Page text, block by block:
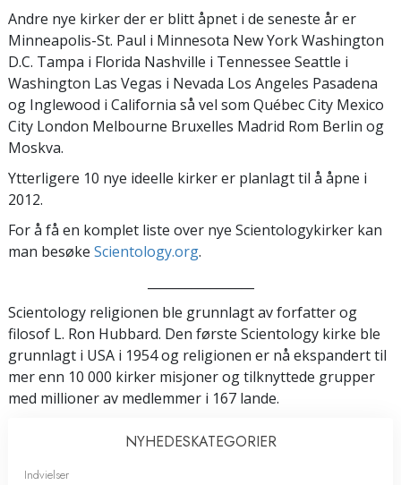
Andre nye kirker der er blitt åpnet i de seneste år er
Minneapolis-St. Paul i Minnesota New York Washington
D.C. Tampa i Florida Nashville i Tennessee Seattle i
Washington Las Vegas i Nevada Los Angeles Pasadena
og Inglewood i California så vel som Québec City Mexico
City London Melbourne Bruxelles Madrid Rom Berlin og
Moskva.
Ytterligere 10 nye ideelle kirker er planlagt til å åpne i
2012.
For å få en komplet liste over nye Scientologykirker kan
man besøke Scientology.org.
Scientology religionen ble grunnlagt av forfatter og
filosof L. Ron Hubbard. Den første Scientology kirke ble
grunnlagt i USA i 1954 og religionen er nå ekspandert til
mer enn 10 000 kirker misjoner og tilknyttede grupper
med millioner av medlemmer i 167 lande.
NYHEDES­KATEGORIER
Indvielser